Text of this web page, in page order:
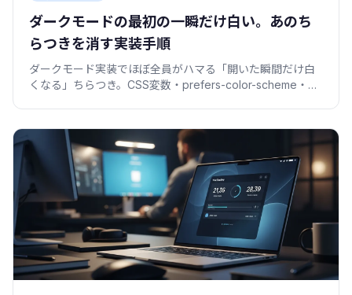
ダークモードの最初の一瞬だけ白い。あのち
らつきを消す実装手順
ダークモード実装でほぼ全員がハマる「開いた瞬間だけ白
くなる」ちらつき。CSS変数・prefers-color-scheme・